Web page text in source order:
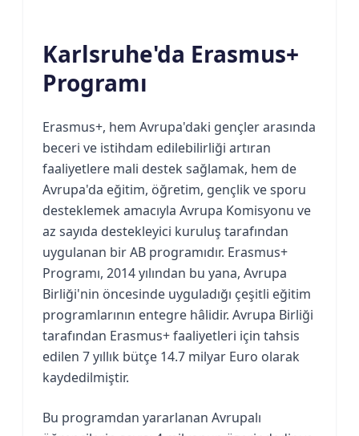
Karlsruhe'da Erasmus+
Programı
Erasmus+, hem Avrupa'daki gençler arasında
beceri ve istihdam edilebilirliği artıran
faaliyetlere mali destek sağlamak, hem de
Avrupa'da eğitim, öğretim, gençlik ve sporu
desteklemek amacıyla Avrupa Komisyonu ve
az sayıda destekleyici kuruluş tarafından
uygulanan bir AB programıdır. Erasmus+
Programı, 2014 yılından bu yana, Avrupa
Birliği'nin öncesinde uyguladığı çeşitli eğitim
programlarının entegre hâlidir. Avrupa Birliği
tarafından Erasmus+ faaliyetleri için tahsis
edilen 7 yıllık bütçe 14.7 milyar Euro olarak
kaydedilmiştir.
Bu programdan yararlanan Avrupalı